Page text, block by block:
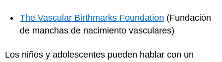
The Vascular Birthmarks Foundation (Fundación
de manchas de nacimiento vasculares)
Los niños y adolescentes pueden hablar con un